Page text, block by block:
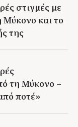
στιγμές με
και το
της
τη Μύκονο –
ποτέ»